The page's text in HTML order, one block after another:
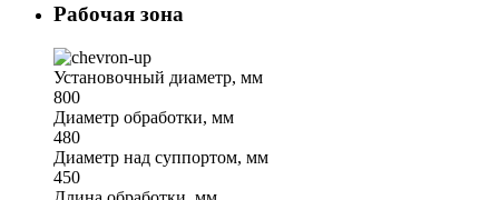
Рабочая зона
Установочный диаметр, мм
800
Диаметр обработки, мм
480
Диаметр над суппортом, мм
450